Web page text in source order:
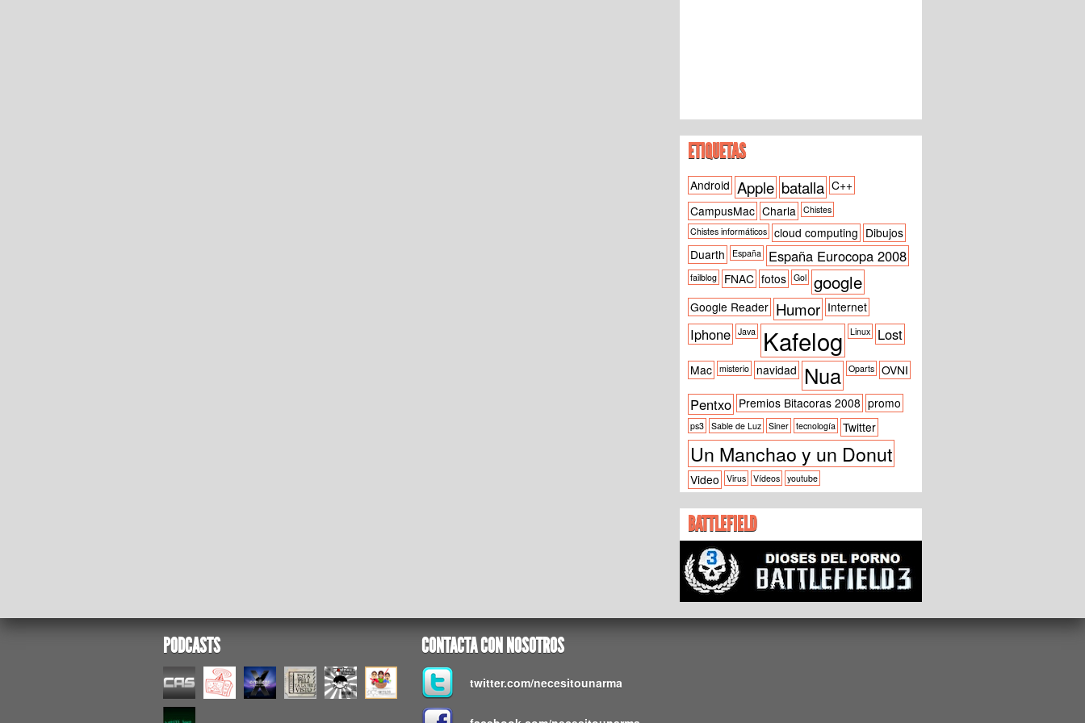
ETIQUETAS
Android Apple batalla C++
CampusMac Charla Chistes
Chistes informáticos cloud computing Dibujos
Duarth
España España Eurocopa 2008
failblog FNAC fotos Gol google
Google Reader Humor Internet
Iphone Java Kafelog Linux Lost
Mac misterio navidad Nua Oparts OVNI
Pentxo Premios Bitacoras 2008 promo
ps3 Sable de Luz Siner tecnología Twitter
Un Manchao y un Donut
Video Virus Vídeos youtube
BATTLEFIELD
PODCASTS CONTACTA CON NOSOTROS
twitter.com/necesitounarma